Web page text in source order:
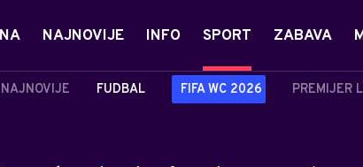
NAJNOVIJE INFO SPORT
NAJNOVIJE FUDBAL FIFA WC 2026 PREMIJER
ZABAVA